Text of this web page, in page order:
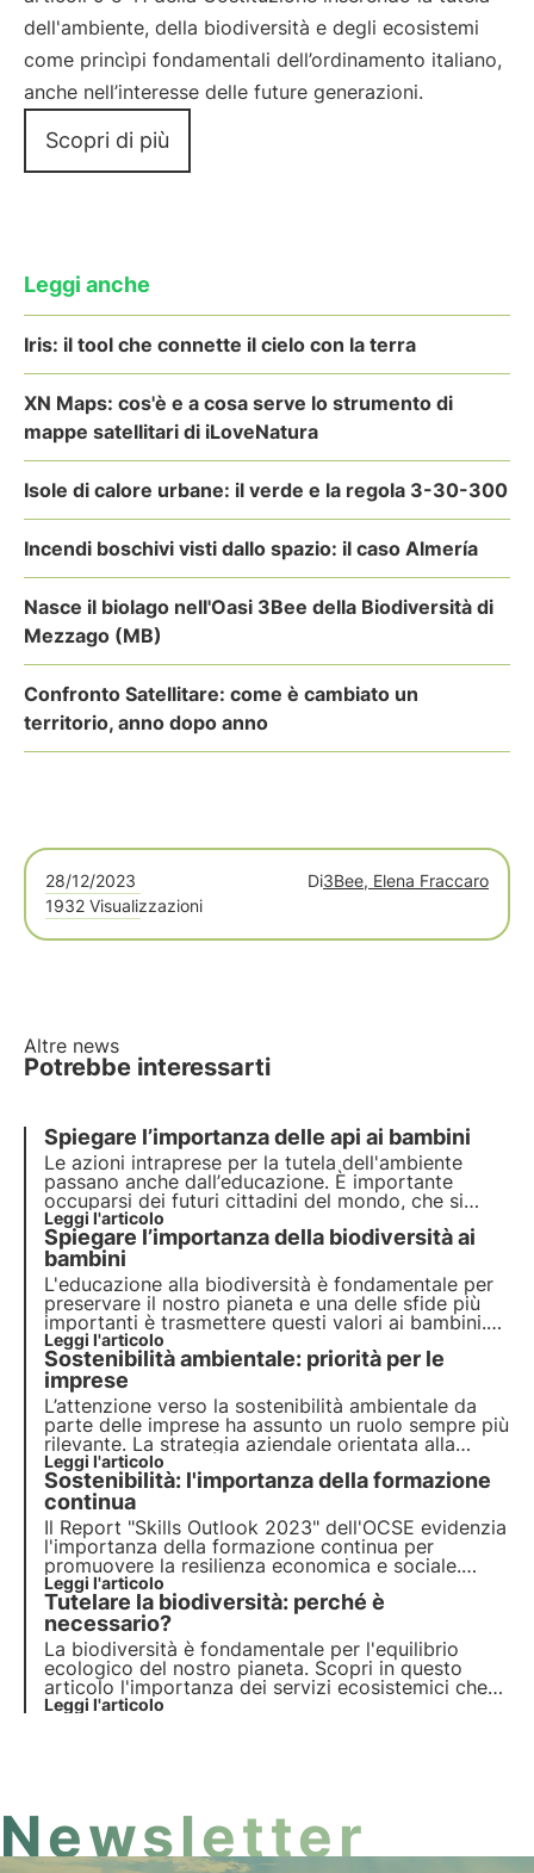
dell'ambiente, della biodiversità e degli ecosistemi
come princìpi fondamentali dell’ordinamento italiano,
anche nell’interesse delle future generazioni.
Scopri di più
Leggi anche
Iris: il tool che connette il cielo con la terra
XN Maps: cos'è e a cosa serve lo strumento di
mappe satellitari di iLoveNatura
Isole di calore urbane: il verde e la regola 3-30-300
Incendi boschivi visti dallo spazio: il caso Almería
Nasce il biolago nell'Oasi 3Bee della Biodiversità di
Mezzago (MB)
Confronto Satellitare: come è cambiato un
territorio, anno dopo anno
28/12/2023 Di3Bee, Elena Fraccaro
1932 Visualizzazioni
Altre news
Potrebbe interessarti
Spiegare l’importanza delle api ai bambini
Le azioni intraprese per la tutela dell'ambiente
passano anche dall’educazione. È importante
occuparsi dei futuri cittadini del mondo, che si
troveranno ad affrontare un mondo probabilmente
molto diverso da quello che conosciamo oggi.
Scopriamo insieme perché è importante e come
farlo.
Leggi l'articolo
Spiegare l’importanza della biodiversità ai
bambini
L'educazione alla biodiversità è fondamentale per
preservare il nostro pianeta e una delle sfide più
importanti è trasmettere questi valori ai bambini.
Spiegare loro l'importanza della biodiversità è
essenziale per formare futuri custodi dellanatura
Scopriamo insieme come farlo.
Leggi l'articolo
Sostenibilità ambientale: priorità per le
imprese
L’attenzione verso la sostenibilità ambientale da
parte delle imprese ha assunto un ruolo sempre più
rilevante. La strategia aziendale orientata alla
transizione ecologica non è una possibilità ma una
necessità. Vediamo come farla propria per
crescere e rilanciare l’economia.
Leggi l'articolo
Sostenibilità: l'importanza della formazione
continua
Il Report "Skills Outlook 2023" dell'OCSE evidenzia
l'importanza della formazione continua per
promuovere la resilienza economica e sociale.
Scopri in questo articolo l'importanza di sviluppare
una vasta gamma di competenze, sia per le nuove
generazioni che in ambito aziendale.
Leggi l'articolo
Tutelare la biodiversità: perché è
necessario?
La biodiversità è fondamentale per l'equilibrio
ecologico del nostro pianeta. Scopri in questo
articolo l'importanza dei servizi ecosistemici che
offre, il costo della sua perdita e le strategie
Leggi l'articolo
Newsletter